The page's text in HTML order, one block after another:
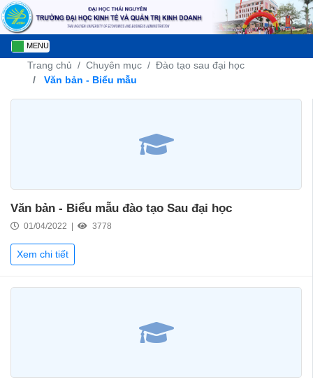
MENU
Trang chủ Chuyên mục
Đào tạo sau đại học
Văn bản - Biểu mẫu
Văn bản - Biểu mẫu đào tạo Sau đại học
01/04/2022 | 3778
Xem chi tiết